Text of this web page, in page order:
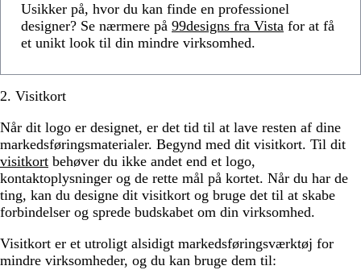
Usikker på, hvor du kan finde en professionel
designer? Se nærmere på 99designs fra Vista for at få
et unikt look til din mindre virksomhed.
2. Visitkort
Når dit logo er designet, er det tid til at lave resten af dine
markedsføringsmaterialer. Begynd med dit visitkort. Til dit
visitkort behøver du ikke andet end et logo,
kontaktoplysninger og de rette mål på kortet. Når du har de
ting, kan du designe dit visitkort og bruge det til at skabe
forbindelser og sprede budskabet om din virksomhed.
Visitkort er et utroligt alsidigt markedsføringsværktøj for
mindre virksomheder, og du kan bruge dem til: